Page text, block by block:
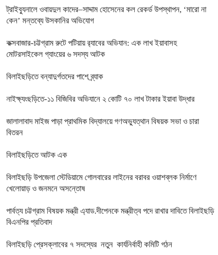
ট্রাইব্যুনালে ওবায়দুল কাদের–সাদ্দাম হোসেনের কল রেকর্ড উপস্থাপন, ‘মারো না
কেন’ মন্তব্যে উসকানির অভিযোগ
কক্সবাজার-চট্টগ্রাম রুটে পটিয়ায় র‍্যাবের অভিযান: এক লাখ ইয়াবাসহ
মোটরসাইকেল গ্যাংয়ের ৬ সদস্য আটক
বিলাইছড়িতে বন্যাদুর্গতদের পাশে ব্র্যাক
নাইক্ষ্যংছড়িতে-১১ বিজিবির অভিযানে ২ কোটি ৭০ লাখ টাকার ইয়াবা উদ্ধার
জালালাবাদ মাইজ পাড়া প্রাথমিক বিদ্যালয়ে গণঅভ্যুত্থান বিষয়ক সভা ও চারা
বিতরন
বিলাইছড়িতে আটক এক
বিলাইছড়ি উপজেলা স্টেডিয়ামে গোলবারের লাইনের বরাবর ওয়াশব্লক নির্মাণে
খেলোয়াড় ও জনমনে অসন্তোষ
পার্বত্য চট্টগ্রাম বিষয়ক মন্ত্রী এ্যাড.দীপেনকে মন্ত্রীত্ব পদে রাখার দাবিতে বিলাইছড়ি
বিএনপির প্রতিবাদ
বিলাইছড়ি প্রেসক্লাবের ৭ সদস্যের নতুন কার্যনির্বাহী কমিটি গঠন